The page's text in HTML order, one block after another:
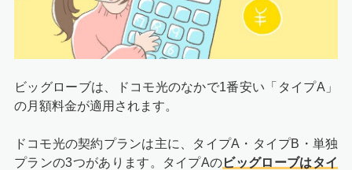
ビッグローブは、ドコモ光のなかで1番安い「タイプA」
の月額料金が適用されます。
ドコモ光の契約プランは主に、タイプA・タイプB・単独
プランの3つがあります。タイプAのビッグローブはタイ